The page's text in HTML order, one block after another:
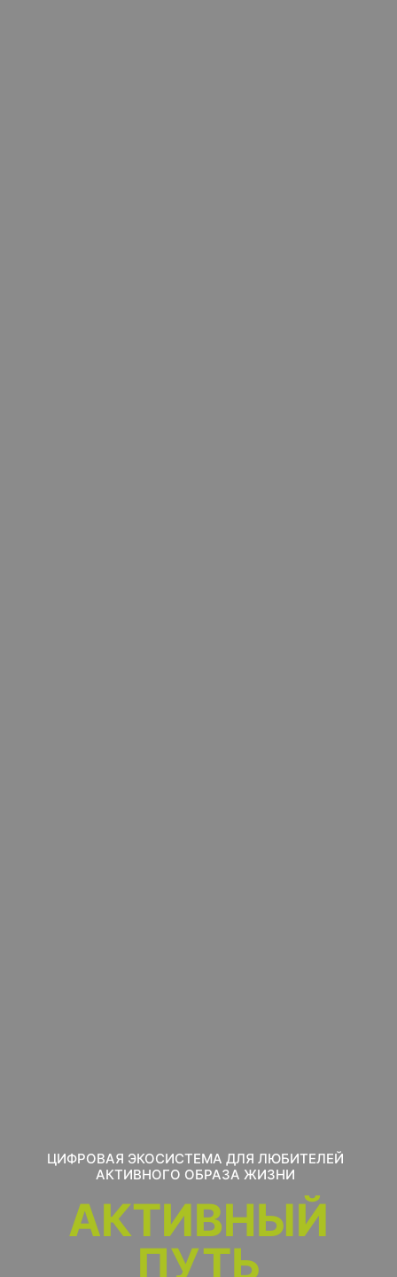
ЦИФРОВАЯ ЭКОСИСТЕМА ДЛЯ ЛЮБИТЕЛЕЙ
АКТИВНОГО ОБРАЗА ЖИЗНИ
АКТИВНЫЙ
ПУТЬ